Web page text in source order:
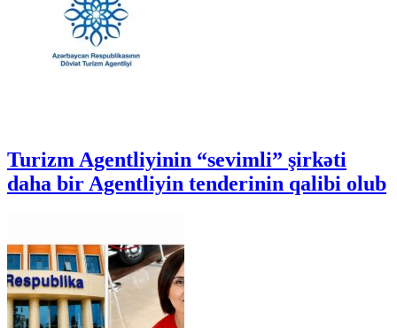
Turizm Agentliyinin “sevimli” şirkəti
daha bir Agentliyin tenderinin qalibi olub